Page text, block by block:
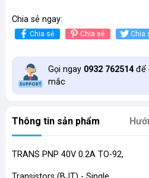
Chia sẻ ngay:
Chia sẻ Chia sẻ Chia
Gọi ngay 0932 762514để
mắc
Thông tin sản phẩm
TRANS PNP 40V